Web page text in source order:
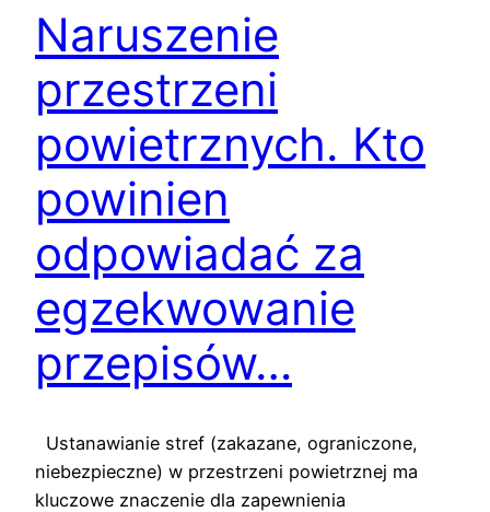
Naruszenie
przestrzeni
powietrznych. Kto
powinien
odpowiadać za
egzekwowanie
przepisów…
Ustanawianie stref (zakazane, ograniczone,
niebezpieczne) w przestrzeni powietrznej ma
kluczowe znaczenie dla zapewnienia